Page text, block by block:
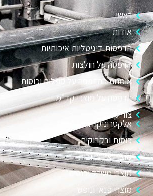
ראשי
אודות
הדפסות דיגיטליות איכותיות
הדפסה על חולצות
אומנות ההדפסה על ספלים וכוסות
הדפסה על מוצרי קד״מ
צור קשר
אלקטרוניקה וגאדג׳טים
כוסות ובקבוקים
מוצרי אירוח ובית
מוצרי משרד וכנסים
מוצרי פנאי ונופש